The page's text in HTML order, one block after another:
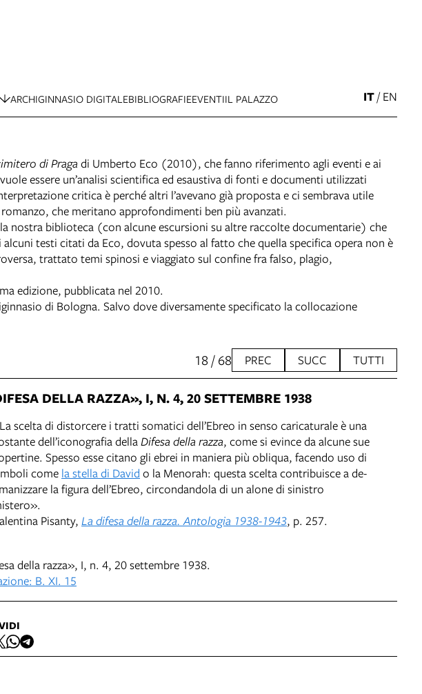
ARCHIGINNASIO DIGITALEBIBLIOGRAFIEEVENTIIL PALAZZO IT/EN
di Praga di Umberto Eco (2010), che fanno riferimento agli eventi e ai
essere un’analisi scientifica ed esaustiva di fonti e documenti utilizzati
critica è perché altri l’avevano già proposta e ci sembrava utile
che meritano approfondimenti ben più avanzati.
nostra biblioteca (con alcune escursioni su altre raccolte documentarie) che
alcuni testi citati da Eco, dovuta spesso al fatto che quella specifica opera non è
trattato temi spinosi e viaggiato sul confine fra falso, plagio,
edizione, pubblicata nel 2010.
di Bologna. Salvo dove diversamente specificato la collocazione
18 / 68 PREC SUCC TUTTI
DELLA RAZZA», I, N. 4, 20 SETTEMBRE 1938
scelta di distorcere i tratti somatici dell’Ebreo in senso caricaturale è una
dell’iconografia dellaDifesa della razza, come si evince da alcune sue
Spesso esse citano gli ebrei in maniera più obliqua, facendo uso di
come la stella di David o la Menorah: questa scelta contribuisce a de-
la figura dell’Ebreo, circondandola di un alone di sinistro
Pisanty, La difesa della razza. Antologia 1938-1943, p. 257.
della razza», I, n. 4, 20 settembre 1938.
B. XI. 15